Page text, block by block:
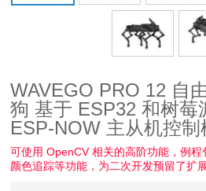
WAVEGO PRO 12 自
狗 基于 ESP32 和树莓
ESP-NOW 主从机控制
可使用 OpenCV 相关的高阶功能，例
颜色追踪等功能，为二次开发预留了扩